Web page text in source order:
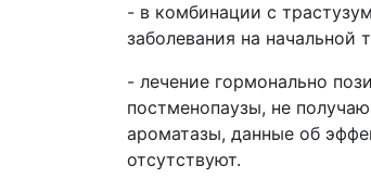
- в комбинации с
заболевания на начальной
- лечение гормонально
постменопаузы, не
ароматазы, данные об
отсутствуют.